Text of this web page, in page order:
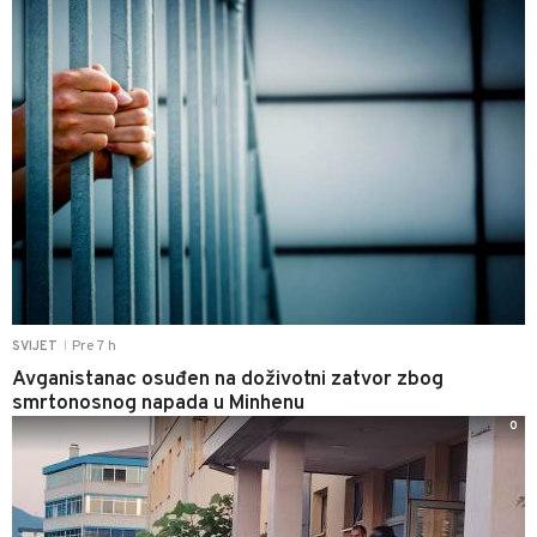
SVIJET Pre 7 h
Avganistanac osuđen na doživotni zatvor zbog
smrtonosnog napada u Minhenu
0